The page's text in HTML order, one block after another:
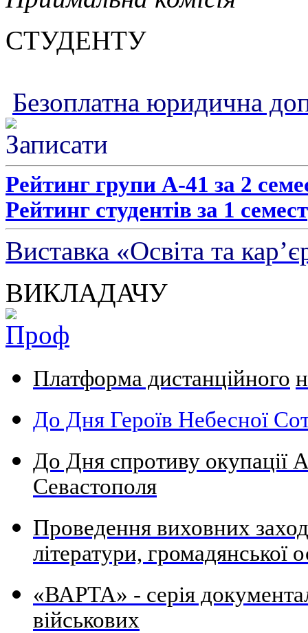
СТУДЕНТУ
Безоплатна юридична
Рейтинг групи А-41 за 2
Рейтинг студентів за 1
Виставка «Освіта та
ВИКЛАДАЧУ
Платформа дистанційного
До Дня Героїв Небесної
До Дня спротиву окупації
Севастополя
Проведення виховних
літератури, громадянської
«ВАРТА» - серія
військових